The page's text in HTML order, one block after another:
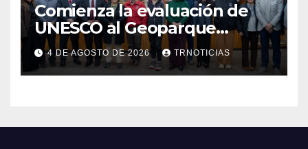
Comienza la evaluación de
UNESCO al Geoparque
Aspirante Pillanmapu en el
Maule
4 DE AGOSTO DE 2026 TRNOTICIAS